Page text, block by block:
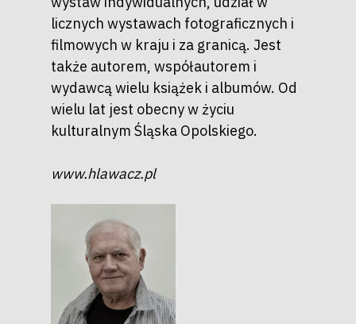
licznych wystawach fotograficznych i
filmowych w kraju i za granicą. Jest
także autorem, współautorem i
wydawcą wielu książek i albumów. Od
wielu lat jest obecny w życiu
kulturalnym Śląska Opolskiego.
www.hlawacz.pl